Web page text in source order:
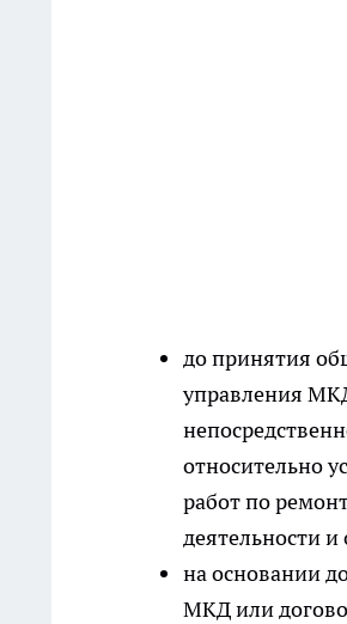
до принятия
управления
относительно
работ по
деятельности
на основании
МКД или